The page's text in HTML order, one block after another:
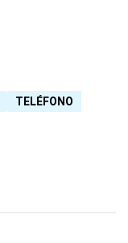
TELÉFONO